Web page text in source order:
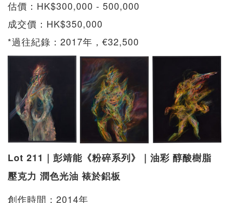
估價：HK$300,000 - 500,000
成交價：HK$350,000
*過往紀錄：2017年，€32,500
Lot 211｜彭靖能《粉碎系列》｜油彩 醇酸樹脂
壓克力 潤色光油 裱於鋁板
創作時間：2014年